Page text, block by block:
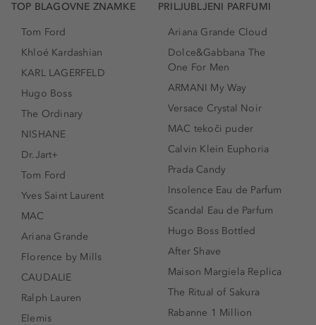
TOP BLAGOVNE ZNAMKE
Tom Ford
Khloé Kardashian
KARL LAGERFELD
Hugo Boss
The Ordinary
NISHANE
Dr.Jart+
Tom Ford
Yves Saint Laurent
MAC
Ariana Grande
Florence by Mills
CAUDALIE
Ralph Lauren
Elemis
PRILJUBLJENI PARFUMI
Ariana Grande Cloud
Dolce&Gabbana The
One For Men
ARMANI My Way
Versace Crystal Noir
MAC tekoči puder
Calvin Klein Euphoria
Prada Candy
Insolence Eau de Parfum
Scandal Eau de Parfum
Hugo Boss Bottled
After Shave
Maison Margiela Replica
The Ritual of Sakura
Rabanne 1 Million